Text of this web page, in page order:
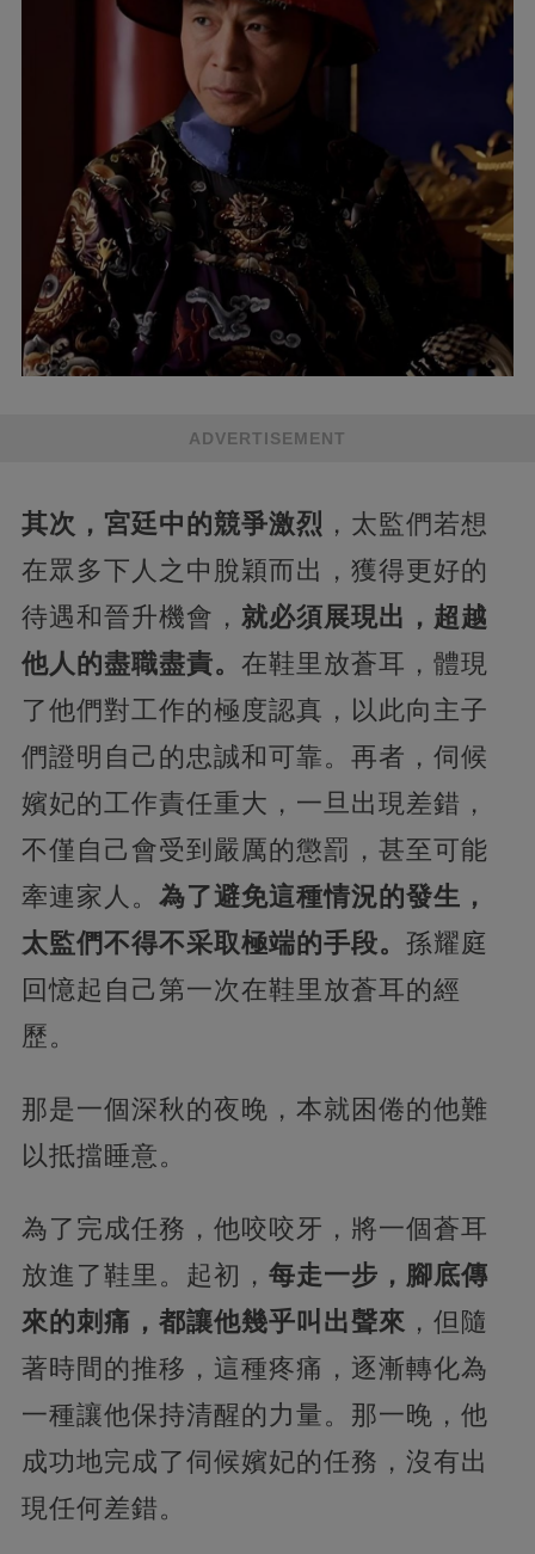
ADVERTISEMENT
其次，宮廷中的競爭激烈 ，太監們若想
在眾多下人之中脫穎而出，獲得更好的
待遇和晉升機會， 就必須展現出，超越
他人的盡職盡責。 在鞋里放蒼耳，體現
了他們對工作的極度認真，以此向主子
們證明自己的忠誠和可靠。再者，伺候
嬪妃的工作責任重大，一旦出現差錯，
不僅自己會受到嚴厲的懲罰，甚至可能
牽連家人。 為了避免這種情況的發生，
太監們不得不采取極端的手段。 孫耀庭
回憶起自己第一次在鞋里放蒼耳的經
歷。
那是一個深秋的夜晚，本就困倦的他難
以抵擋睡意。
為了完成任務，他咬咬牙，將一個蒼耳
放進了鞋里。起初， 每走一步，腳底傳
來的刺痛，都讓他幾乎叫出聲來 ，但隨
著時間的推移，這種疼痛，逐漸轉化為
一種讓他保持清醒的力量。那一晚，他
成功地完成了伺候嬪妃的任務，沒有出
現任何差錯。